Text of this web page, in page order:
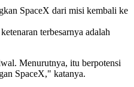
SpaceX dari misi kembali ke
terbesarnya adalah
Menurutnya, itu berpotensi
SpaceX," katanya.